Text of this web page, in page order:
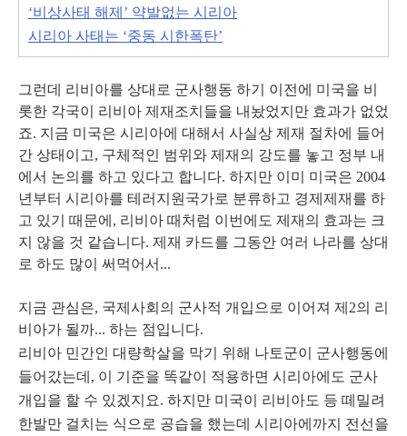
‘비상사태 해제’ 약발없는 시리아
시리아 사태는 ‘중동 시한폭탄’
그런데 리비아를 상대로 군사행동 하기 이전에 미국을 비
롯한 각국이 리비아 제재조치들을 내놨었지만 효과가 없었
죠. 지금 미국은 시리아에 대해서 사실상 제재 절차에 들어
간 상태이고, 구체적인 범위와 제재의 강도를 놓고 정부 내
에서 논의를 하고 있다고 합니다. 하지만 이미 미국은 2004
년부터 시리아를 테러지원국가로 분류하고 경제제재를 하
고 있기 때문에, 리비아 때처럼 이번에도 제재의 효과는 크
지 않을 것 같습니다. 제재 카드를 그동안 여러 나라를 상대
로 하도 많이 써먹어서...
지금 관심은, 국제사회의 군사적 개입으로 이어져 제2의 리
비아가 될까... 하는 점입니다.
리비아 민간인 대량학살을 막기 위해 나토군이 군사행동에
들어갔는데, 이 기준을 똑같이 적용하면 시리아에도 군사
개입을 할 수 있겠지요. 하지만 미국이 리비아도 등 떼밀려
한발만 걸치는 식으로 공습을 했는데 시리아에까지 전선을